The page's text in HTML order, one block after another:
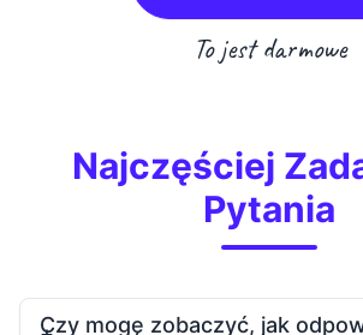
To jest darmowe
Najczęściej
Pytania
Czy mogę zobaczyć, jak